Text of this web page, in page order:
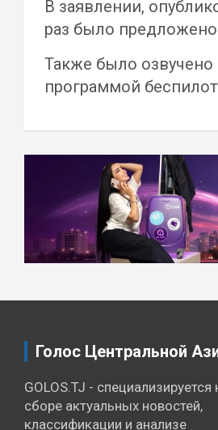
В заявлении,
раз было
Также было озвучено
программой
Навигация
записям
Голос Центральной
GOLOS.TJ - специализируется
сборе актуальных новостей,
классификации и анализе